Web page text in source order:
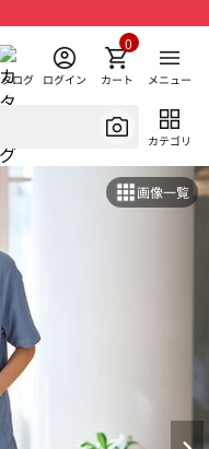
ログ ログイン カート
0
メニュー
カテゴリ
画像一覧